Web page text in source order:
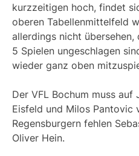
kurzzeitigen hoch, findet
oberen Tabellenmittelfeld
allerdings nicht übersehen,
5 Spielen ungeschlagen
wieder ganz oben
Der VFL Bochum muss auf
Eisfeld und Milos Pantovic
Regensburgern fehlen
Oliver Hein.